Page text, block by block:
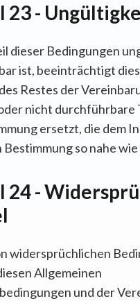
23 -
dieser Bedingungen
ist, beeinträchtigt
Restes der
nicht durchführbare
ersetzt, die dem
so nahe
-
widersprüchlichen
Allgemeinen
und der